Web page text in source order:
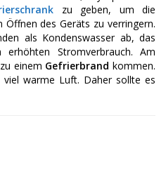
zu geben, um die
des Geräts zu verringern.
als Kondenswasser ab, das
Stromverbrauch. Am
einem Gefrierbrand kommen.
warme Luft. Daher sollte es